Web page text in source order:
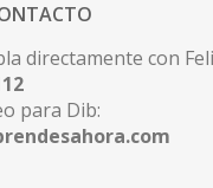
directamente con
para Dib: